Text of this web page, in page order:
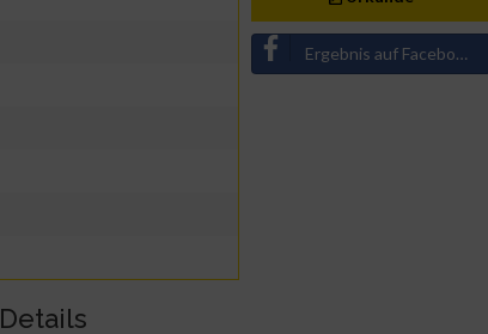
Ergebnis auf Facebook teilen
Details